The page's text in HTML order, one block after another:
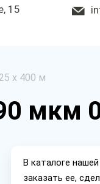
15
х 400 м
мкм
В каталоге
заказать ее,